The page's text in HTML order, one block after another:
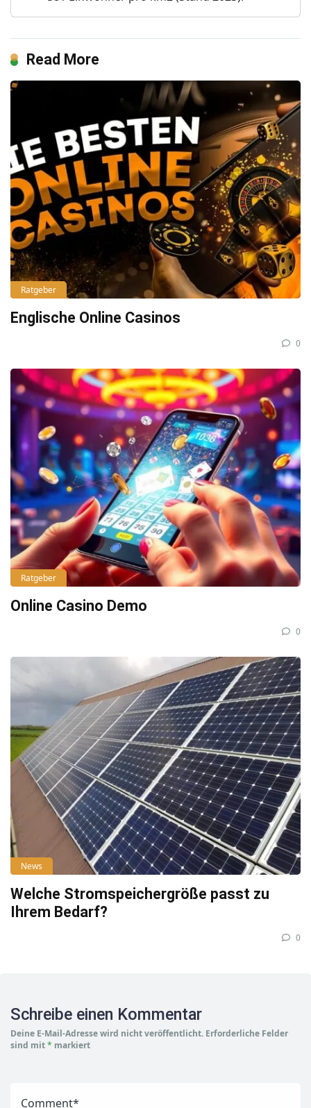
Read More
Ratgeber
Englische Online Casinos
0
Ratgeber
Online Casino Demo
0
News
Welche Stromspeichergröße passt zu
Ihrem Bedarf?
0
Schreibe einen Kommentar
Deine E-Mail-Adresse wird nicht veröffentlicht. Erforderliche Felder
sind mit* markiert